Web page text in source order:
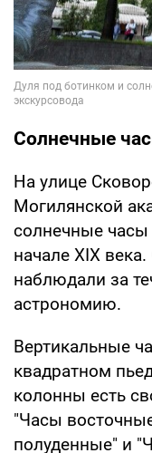
Солнечные
На улице
Могилянской
солнечные
начале XIX
наблюдали за
астрономию.
Вертикальные
квадратном
колонны есть
"Часы
полуденные" и